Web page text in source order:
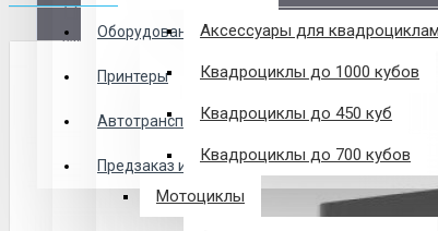
Оборудование
Принтеры
Автотранспорт
Предзаказ из Китая
Закладки
0 товар(ов) - 0 р.
Аксессуары для квадроциклам
Квадроциклы до 1000 кубов
Квадроциклы до 450 куб
Квадроциклы до 700 кубов
Мотоциклы